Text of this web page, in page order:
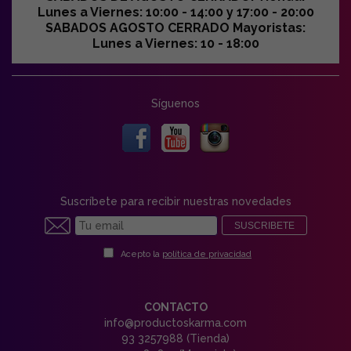
Lunes a Viernes: 10:00 - 14:00 y 17:00 - 20:00
SABADOS AGOSTO CERRADO Mayoristas:
Lunes a Viernes: 10 - 18:00
Síguenos
Suscríbete para recibir nuestras novedades
SUSCRIBETE
Acepto la política de privacidad
CONTACTO
info@productoskarma.com
93 3257988 (Tienda)